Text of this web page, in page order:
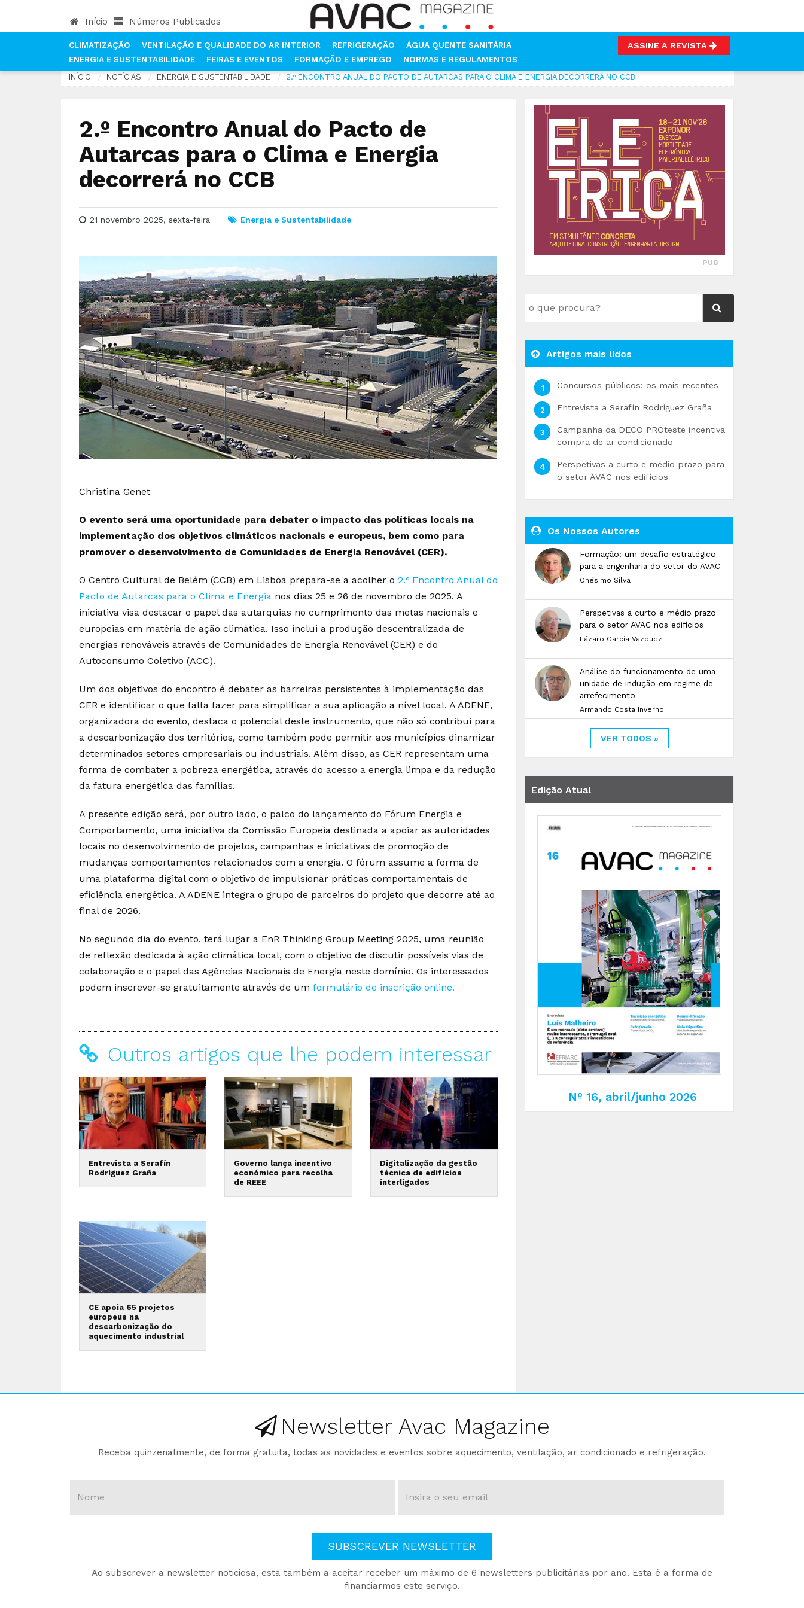
Início Números Publicados
CLIMATIZAÇÃO VENTILAÇÃO E QUALIDADE DO AR INTERIOR REFRIGERAÇÃO
ÁGUA QUENTE SANITÁRIA
ENERGIA E SUSTENTABILIDADE
FEIRAS E EVENTOS FORMAÇÃO E EMPREGO NORMAS E REGULAMENTOS
ASSINE A REVISTA
INÍCIO NOTÍCIAS ENERGIA E SUSTENTABILIDADE 2.º ENCONTRO ANUAL DO PACTO DE AUTARCAS PARA O CLIMA E ENERGIA DECORRERÁ NO CCB
2.º Encontro Anual do Pacto de
Autarcas para o Clima e Energia
decorrerá no CCB
21 novembro 2025, sexta-feira Energia e Sustentabilidade
Christina Genet
O evento será uma oportunidade para debater o impacto das políticas locais na
implementação dos objetivos climáticos nacionais e europeus, bem como para
promover o desenvolvimento de Comunidades de Energia Renovável (CER).
O Centro Cultural de Belém (CCB) em Lisboa prepara-se a acolher o 2.º Encontro Anual do
Pacto de Autarcas para o Clima e Energia nos dias 25 e 26 de novembro de 2025. A
iniciativa visa destacar o papel das autarquias no cumprimento das metas nacionais e
europeias em matéria de ação climática. Isso inclui a produção descentralizada de
energias renováveis através de Comunidades de Energia Renovável (CER) e do
Autoconsumo Coletivo (ACC).
Um dos objetivos do encontro é debater as barreiras persistentes à implementação das
CER e identificar o que falta fazer para simplificar a sua aplicação a nível local. A ADENE,
organizadora do evento, destaca o potencial deste instrumento, que não só contribui para
a descarbonização dos territórios, como também pode permitir aos municípios dinamizar
determinados setores empresariais ou industriais. Além disso, as CER representam uma
forma de combater a pobreza energética, através do acesso a energia limpa e da redução
da fatura energética das famílias.
A presente edição será, por outro lado, o palco do lançamento do Fórum Energia e
Comportamento, uma iniciativa da Comissão Europeia destinada a apoiar as autoridades
locais no desenvolvimento de projetos, campanhas e iniciativas de promoção de
mudanças comportamentos relacionados com a energia. O fórum assume a forma de
uma plataforma digital com o objetivo de impulsionar práticas comportamentais de
eficiência energética. A ADENE integra o grupo de parceiros do projeto que decorre até ao
final de 2026.
No segundo dia do evento, terá lugar a EnR Thinking Group Meeting 2025, uma reunião
de reflexão dedicada à ação climática local, com o objetivo de discutir possíveis vias de
colaboração e o papel das Agências Nacionais de Energia neste domínio. Os interessados
podem inscrever-se gratuitamente através de um formulário de inscrição online.
Outros artigos que lhe podem interessar
Entrevista a Serafín
Rodríguez Graña
Governo lança incentivo
económico para recolha
de REEE
Digitalização da gestão
técnica de edifícios
interligados
CE apoia 65 projetos
europeus na
descarbonização do
aquecimento industrial
PUB
Artigos mais lidos
Concursos públicos: os mais recentes
Entrevista a Serafín Rodríguez Graña
Campanha da DECO PROteste incentiva
compra de ar condicionado
Perspetivas a curto e médio prazo para
o setor AVAC nos edifícios
Os Nossos Autores
Formação: um desafio estratégico
para a engenharia do setor do AVAC
Onésimo Silva
Perspetivas a curto e médio prazo
para o setor AVAC nos edifícios
Lázaro Garcia Vazquez
Análise do funcionamento de uma
unidade de indução em regime de
arrefecimento
Armando Costa Inverno
VER TODOS »
Edição Atual
Nº 16, abril/junho 2026
Newsletter Avac Magazine
Receba quinzenalmente, de forma gratuita, todas as novidades e eventos sobre aquecimento, ventilação, ar condicionado e refrigeração.
SUBSCREVER NEWSLETTER
Ao subscrever a newsletter noticiosa, está também a aceitar receber um máximo de 6 newsletters publicitárias por ano. Esta é a forma de
financiarmos este serviço.